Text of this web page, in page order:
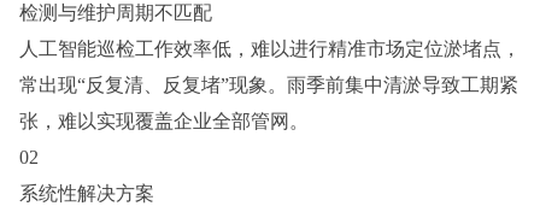
检测与维护周期不匹配
人工智能巡检工作效率低，难以进行精准市场定位淤堵点，
常出现“反复清、反复堵”现象。雨季前集中清淤导致工期紧
张，难以实现覆盖企业全部管网。
02
系统性解决方案